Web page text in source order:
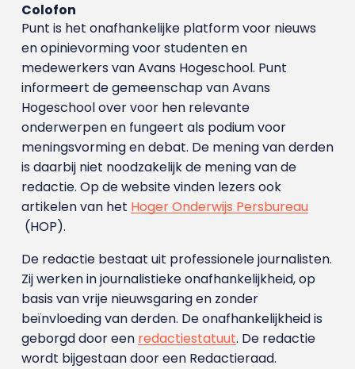
Colofon
Punt is het onafhankelijke platform voor nieuws
en opinievorming voor studenten en
medewerkers van Avans Hoge­school. Punt
informeert de gemeenschap van Avans
Hogeschool over voor hen relevante
onderwerpen en fungeert als podium voor
meningsvorming en debat. De mening van derden
is daarbij niet noodzakelijk de mening van de
redactie. Op de website vinden lezers ook
artikelen van het Hoger Onderwijs Persbureau
(HOP).
De redactie bestaat uit professionele journalisten.
Zij werken in journalistieke onafhankelijkheid, op
basis van vrije nieuwsgaring en zonder
beïnvloeding van derden. De onafhankelijkheid is
geborgd door een redactiestatuut. De redactie
wordt bijgestaan door een Redactieraad.